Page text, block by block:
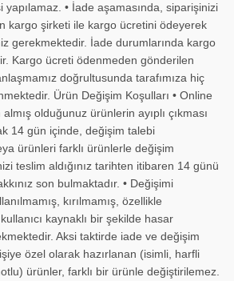
• İade aşamasında, siparişinizi
kargo şirketi ile kargo ücretini ödeyerek
gerekmektedir. İade durumlarında kargo
Kargo ücreti ödenmeden gönderilen
doğrultusunda tarafımıza hiç
Ürün Değişim Koşulları • Online
olduğunuz ürünlerin ayıplı çıkması
14 gün içinde, değişim talebi
ürünleri farklı ürünlerle değişim
teslim aldığınız tarihten itibaren 14 günü
son bulmaktadır. • Değişimi
kırılmamış, özellikle
kaynaklı bir şekilde hasar
Aksi taktirde iade ve değişim
özel olarak hazırlanan (isimli, harfli
ürünler, farklı bir ürünle değiştirilemez.